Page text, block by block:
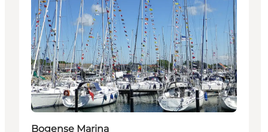
Bogense Marina